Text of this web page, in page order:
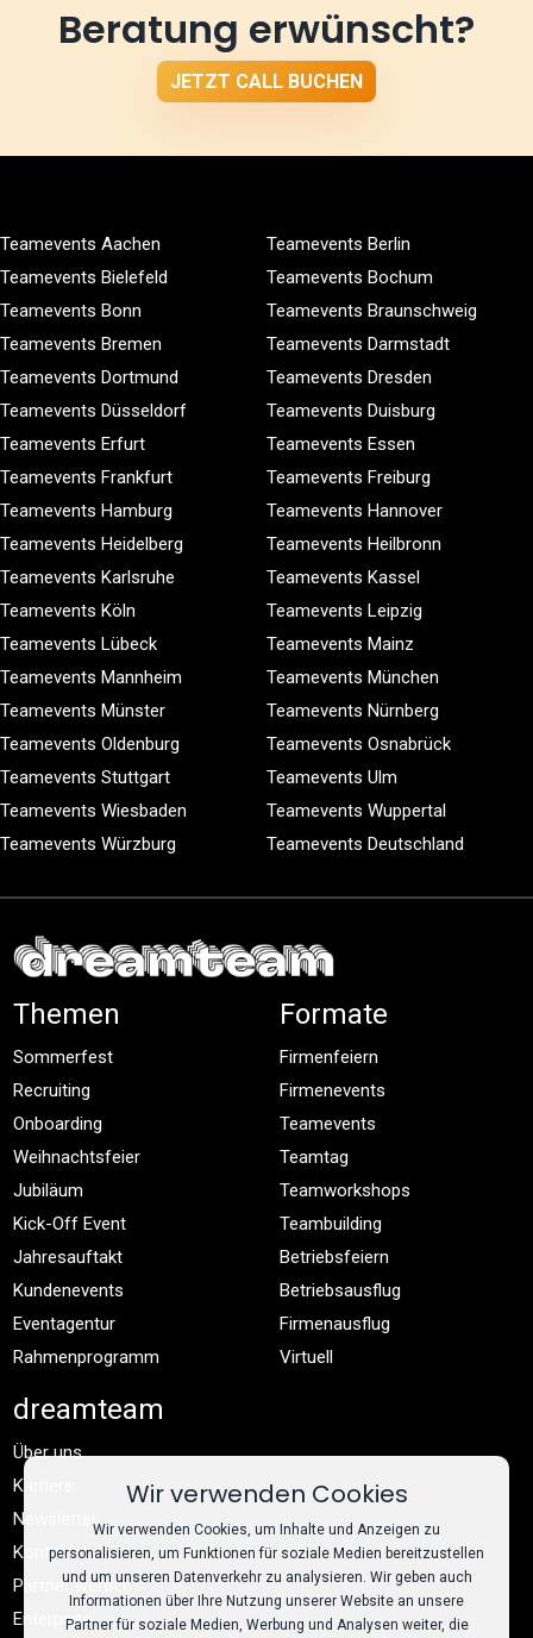
Beratung erwünscht?
JETZT CALL BUCHEN
Teamevents Aachen
Teamevents Berlin
Teamevents Bielefeld
Teamevents Bochum
Teamevents Bonn
Teamevents Braunschweig
Teamevents Bremen
Teamevents Darmstadt
Teamevents Dortmund
Teamevents Dresden
Teamevents Düsseldorf
Teamevents Duisburg
Teamevents Erfurt
Teamevents Essen
Teamevents Frankfurt
Teamevents Freiburg
Teamevents Hamburg
Teamevents Hannover
Teamevents Heidelberg
Teamevents Heilbronn
Teamevents Karlsruhe
Teamevents Kassel
Teamevents Köln
Teamevents Leipzig
Teamevents Lübeck
Teamevents Mainz
Teamevents Mannheim
Teamevents München
Teamevents Münster
Teamevents Nürnberg
Teamevents Oldenburg
Teamevents Osnabrück
Teamevents Stuttgart
Teamevents Ulm
Teamevents Wiesbaden
Teamevents Wuppertal
Teamevents Würzburg
Teamevents Deutschland
Themen
Sommerfest
Recruiting
Onboarding
Weihnachtsfeier
Jubiläum
Kick-Off Event
Jahresauftakt
Kundenevents
Eventagentur
Rahmenprogramm
Formate
Firmenfeiern
Firmenevents
Teamevents
Teamtag
Teamworkshops
Teambuilding
Betriebsfeiern
Betriebsausflug
Firmenausflug
Virtuell
dreamteam
Über uns
Karriere
Newsletter
Kontakt
Partner werden
Enterprise
Wir verwenden Cookies
Wir verwenden Cookies, um Inhalte und Anzeigen zu
personalisieren, um Funktionen für soziale Medien bereitzustellen
und um unseren Datenverkehr zu analysieren. Wir geben auch
Informationen über Ihre Nutzung unserer Website an unsere
Partner für soziale Medien, Werbung und Analysen weiter, die